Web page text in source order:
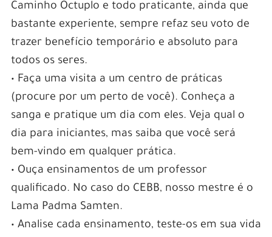
Caminho Óctuplo e todo praticante, ainda que
bastante experiente, sempre refaz seu voto de
trazer benefício temporário e absoluto para
todos os seres.
• Faça uma visita a um centro de práticas
(procure por um perto de você). Conheça a
sanga e pratique um dia com eles. Veja qual o
dia para iniciantes, mas saiba que você será
bem-vindo em qualquer prática.
• Ouça ensinamentos de um professor
qualificado. No caso do CEBB, nosso mestre é o
Lama Padma Samten.
• Analise cada ensinamento, teste-os em sua vida